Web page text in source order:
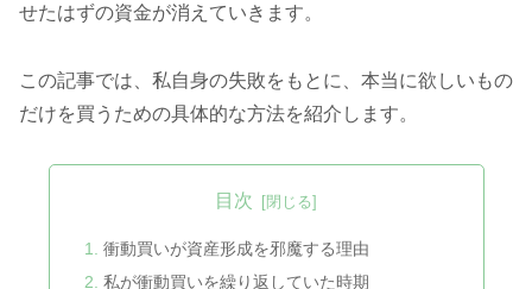
せたはずの資金が消えていきます。
この記事では、私自身の失敗をもとに、本当に欲しいもの
だけを買うための具体的な方法を紹介します。
目次
衝動買いが資産形成を邪魔する理由
私が衝動買いを繰り返していた時期